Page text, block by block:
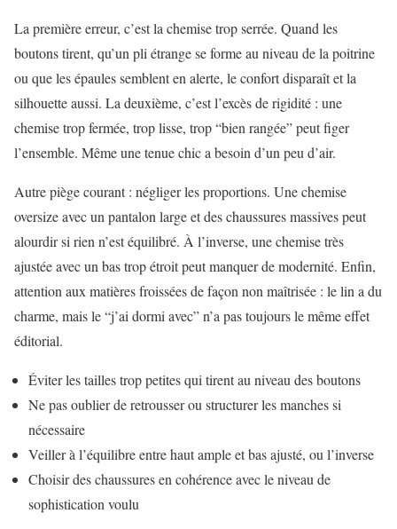
La première erreur, c’est la chemise trop serrée. Quand les
boutons tirent, qu’un pli étrange se forme au niveau de la poitrine
ou que les épaules semblent en alerte, le confort disparaît et la
silhouette aussi. La deuxième, c’est l’excès de rigidité : une
chemise trop fermée, trop lisse, trop “bien rangée” peut figer
l’ensemble. Même une tenue chic a besoin d’un peu d’air.
Autre piège courant : négliger les proportions. Une chemise
oversize avec un pantalon large et des chaussures massives peut
alourdir si rien n’est équilibré. À l’inverse, une chemise très
ajustée avec un bas trop étroit peut manquer de modernité. Enfin,
attention aux matières froissées de façon non maîtrisée : le lin a du
charme, mais le “j’ai dormi avec” n’a pas toujours le même effet
éditorial.
Éviter les tailles trop petites qui tirent au niveau des boutons
Ne pas oublier de retrousser ou structurer les manches si
nécessaire
Veiller à l’équilibre entre haut ample et bas ajusté, ou l’inverse
Choisir des chaussures en cohérence avec le niveau de
sophistication voulu